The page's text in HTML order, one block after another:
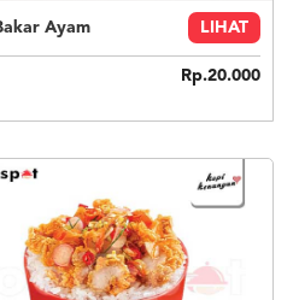
Ayam LIHAT
Rp.20.000